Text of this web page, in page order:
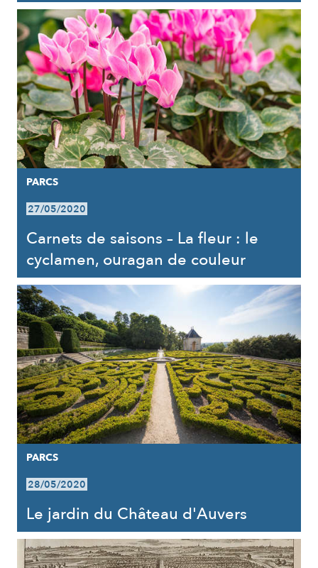
PARCS
27/05/2020
Carnets de saisons – La fleur : le
cyclamen, ouragan de couleur
PARCS
28/05/2020
Le jardin du Château d'Auvers